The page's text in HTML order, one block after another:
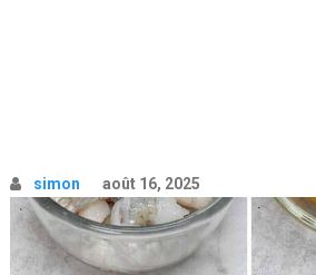
simon août 16, 2025